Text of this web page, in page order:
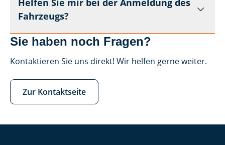
Helfen Sie mir bei der Anmeldung des
Fahrzeugs?
Sie haben noch Fragen?
Kontaktieren Sie uns direkt! Wir helfen gerne weiter.
Zur Kontaktseite